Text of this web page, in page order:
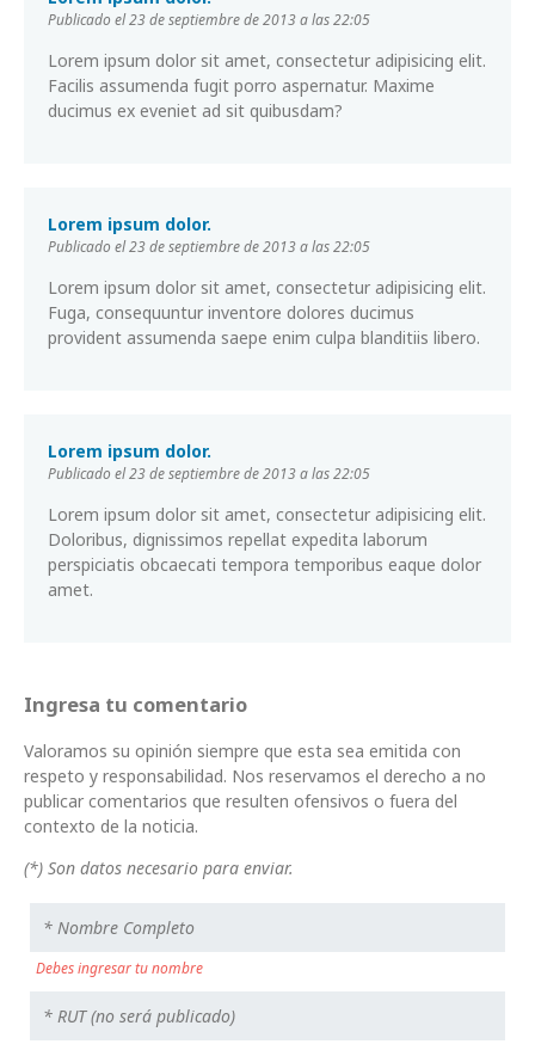
Publicado el 23 de septiembre de 2013 a las 22:05
Lorem ipsum dolor sit amet, consectetur adipisicing elit.
Facilis assumenda fugit porro aspernatur. Maxime
ducimus ex eveniet ad sit quibusdam?
Lorem ipsum dolor.
Publicado el 23 de septiembre de 2013 a las 22:05
Lorem ipsum dolor sit amet, consectetur adipisicing elit.
Fuga, consequuntur inventore dolores ducimus
provident assumenda saepe enim culpa blanditiis libero.
Lorem ipsum dolor.
Publicado el 23 de septiembre de 2013 a las 22:05
Lorem ipsum dolor sit amet, consectetur adipisicing elit.
Doloribus, dignissimos repellat expedita laborum
perspiciatis obcaecati tempora temporibus eaque dolor
amet.
Ingresa tu comentario
Valoramos su opinión siempre que esta sea emitida con
respeto y responsabilidad. Nos reservamos el derecho a no
publicar comentarios que resulten ofensivos o fuera del
contexto de la noticia.
(*) Son datos necesario para enviar.
Debes ingresar tu nombre